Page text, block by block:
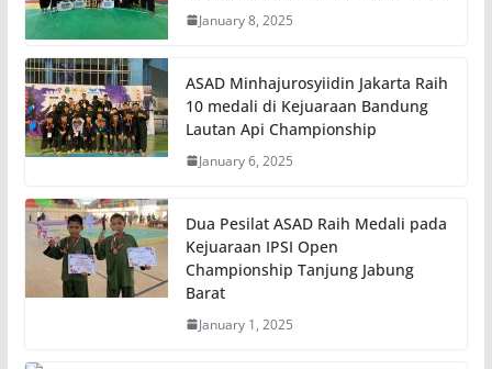
January 8, 2025
ASAD Minhajurosyiidin Jakarta Raih
10 medali di Kejuaraan Bandung
Lautan Api Championship
January 6, 2025
Dua Pesilat ASAD Raih Medali pada
Kejuaraan IPSI Open
Championship Tanjung Jabung
Barat
January 1, 2025